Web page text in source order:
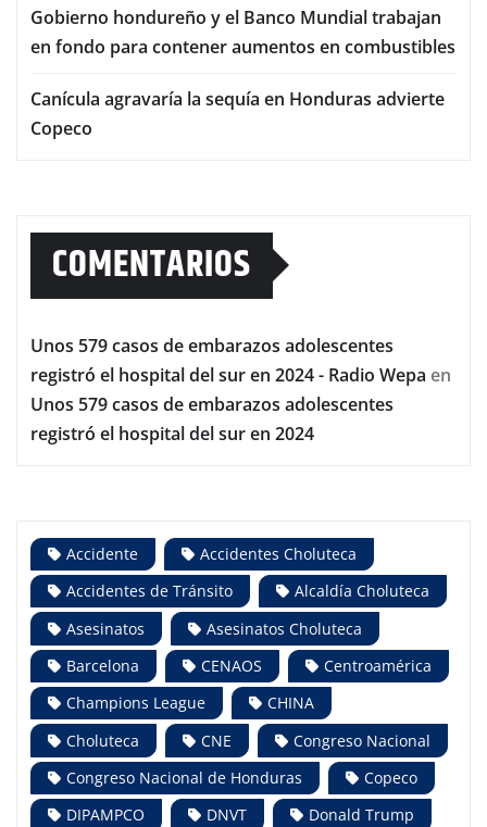
Gobierno hondureño y el Banco Mundial trabajan
en fondo para contener aumentos en combustibles
Canícula agravaría la sequía en Honduras advierte
Copeco
COMENTARIOS
Unos 579 casos de embarazos adolescentes
registró el hospital del sur en 2024 - Radio Wepa en
Unos 579 casos de embarazos adolescentes
registró el hospital del sur en 2024
Accidente
Accidentes Choluteca
Accidentes de Tránsito
Alcaldía Choluteca
Asesinatos
Asesinatos Choluteca
Barcelona
CENAOS
Centroamérica
Champions League
CHINA
Choluteca
CNE
Congreso Nacional
Congreso Nacional de Honduras
Copeco
DIPAMPCO
DNVT
Donald Trump